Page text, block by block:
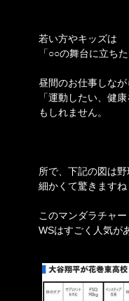
若い方やキッズは
「○○の舞台に立ち
昼間のお仕事しな
「運動したい、健
もしれません。
所で、下記の図は
細かくて驚きますね
このマンダラチャ
WSはすごく人気が